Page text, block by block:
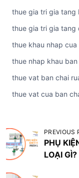
thue gia tri gia tang
thue gia tri gia tang
thue khau nhap
thue nhap khau
thue vat ban chai
thue vat cua ban
Đ
i
ề
PREVIOUS
PHỤ
LOẠI GÌ?